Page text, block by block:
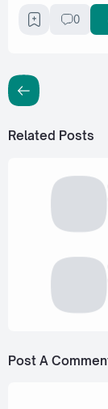
0
Related Posts
Post A